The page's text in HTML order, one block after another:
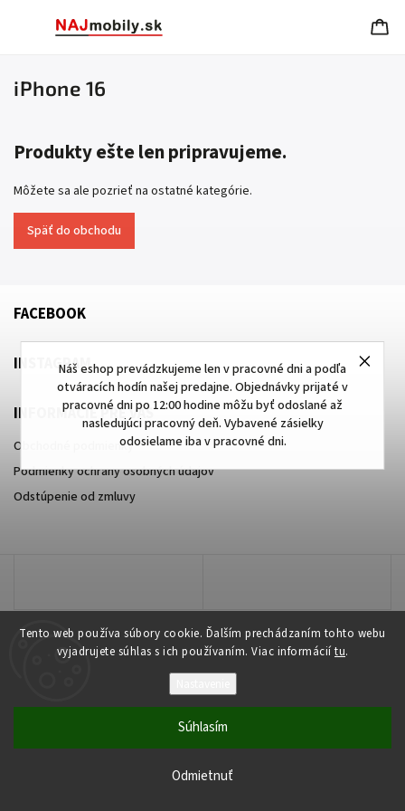
Tento web používa súbory cookie. Ďalším prechádzaním tohto webu
vyjadrujete súhlas s ich používaním. Viac informácií tu.
Odmietnuť
Súhlasím
Náš eshop prevádzkujeme len v pracovné dni a podľa
otváracích hodín našej predajne. Objednávky prijaté v
pracovné dni po 12:00 hodine môžu byť odoslané až
nasledujúci pracovný deň. Vybavené zásielky
odosielame iba v pracovné dni.
iPhone 16
Produkty ešte len pripravujeme.
Môžete sa ale pozrieť na ostatné kategórie.
Späť do obchodu
FACEBOOK
INSTAGRAM
INFORMÁCIE PRE VÁS
Obchodné podmienky
Podmienky ochrany osobných údajov
Odstúpenie od zmluvy
Copyright 2026najmobily.sk. Všetky práva vyhradené.
Shoptet| Design